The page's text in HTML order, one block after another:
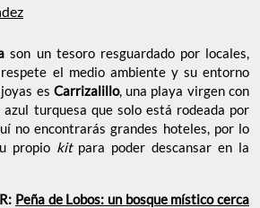
son un tesoro resguardado por locales,
el medio ambiente y su entorno
es Carrizalillo, una playa virgen con
turquesa que solo está rodeada por
no encontrarás grandes hoteles, por lo
propio kitpara poder descansar en la
Peña de Lobos: un bosque místico cerca